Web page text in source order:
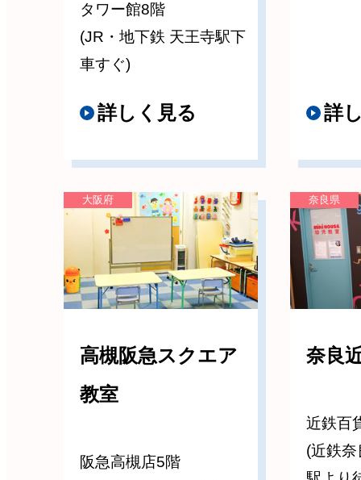
タワー館8階
(JR・地下鉄 天王寺駅下
車すぐ)
詳しく見る 詳
高槻阪急スクエア
教室
阪急高槻店5階
大阪府
奈良
近鉄百
(近鉄
奈良県